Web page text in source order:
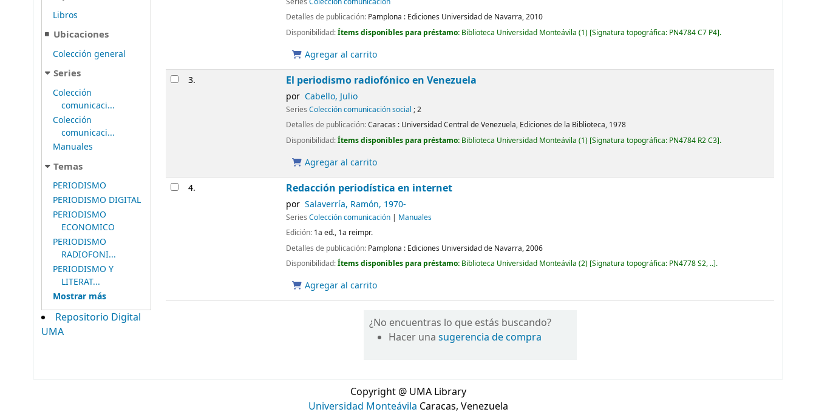
Libros
Ubicaciones
Colección general
Series
Colección
comunicaci...
Colección
comunicaci...
Manuales
Temas
PERIODISMO
PERIODISMO DIGITAL
PERIODISMO
ECONOMICO
PERIODISMO
RADIOFONI...
PERIODISMO Y
LITERAT...
Mostrar más
Repositorio Digital
UMA
Detalles de publicación: Pamplona : Ediciones Universidad de Navarra,2010
Disponibilidad:Ítems disponibles para préstamo: Biblioteca Universidad Monteávila (1) Signatura topográfica: PN4784 C7 P4 .
Agregar al carrito
3. El periodismo radiofónico en Venezuela
por Cabello, Julio
SeriesColección comunicación social ; 2
Detalles de publicación:Caracas : Universidad Central de Venezuela, Ediciones de la Biblioteca, 1978
Disponibilidad:Ítems disponibles para préstamo: Biblioteca Universidad Monteávila (1) Signatura topográfica: PN4784 R2 C3 .
Agregar al carrito
4. Redacción periodística en internet
por Salaverría, Ramón, 1970-
SeriesColección comunicación
Manuales
Edición: 1a ed., 1a reimpr.
Detalles de publicación: Pamplona : Ediciones Universidad de Navarra,2006
Disponibilidad:Ítems disponibles para préstamo: Biblioteca Universidad Monteávila (2) Signatura topográfica: PN4778 S2, .. .
Agregar al carrito
¿No encuentras lo que estás buscando?
Hacer unasugerencia de compra
Copyright @ UMA Library
Universidad Monteávila Caracas, Venezuela